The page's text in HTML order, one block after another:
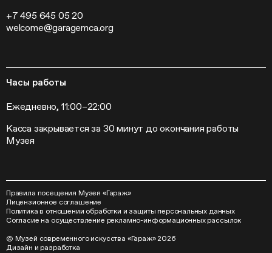
Слет институций современного искусства
+7 495 645 05 20
welcome@garagemca.org
Часы работы
Ежедневно, 11:00–22:00
Касса закрывается за 30 минут до окончания работы
Музея
Правила посещения Музея «Гараж»
Лицензионное соглашение
Политика в отношении обработки и защиты персональных данных
Согласие на осуществление рекламно-информационных рассылок
© Музей современного искусства «Гараж» 2026
Дизайн иразработка